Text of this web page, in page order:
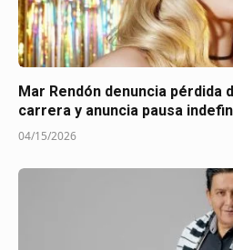
Mar Rendón denuncia pérdida
carrera y anuncia pausa
04/15/2026